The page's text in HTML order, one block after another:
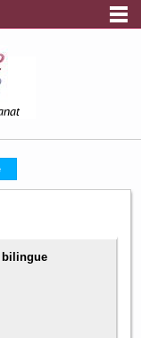
bilingue